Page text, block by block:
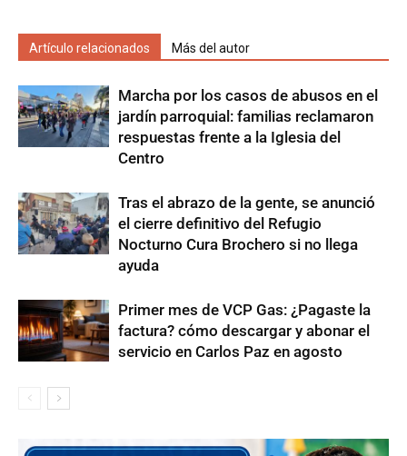
Artículo relacionados Más del autor
Marcha por los casos de abusos en el
jardín parroquial: familias reclamaron
respuestas frente a la Iglesia del
Centro
Tras el abrazo de la gente, se anunció
el cierre definitivo del Refugio
Nocturno Cura Brochero si no llega
ayuda
Primer mes de VCP Gas: ¿Pagaste la
factura? cómo descargar y abonar el
servicio en Carlos Paz en agosto